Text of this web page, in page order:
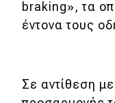
braking», τα
έντονα τους
Σε αντίθεση